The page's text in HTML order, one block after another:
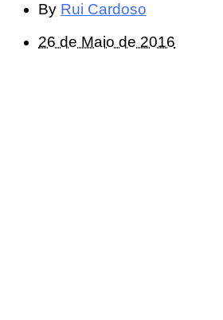
By Rui Cardoso
26 de Maio de 2016